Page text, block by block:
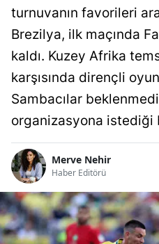
turnuvanın favorileri
Brezilya, ilk maçında
kaldı. Kuzey Afrika
karşısında dirençli
Sambacılar
organizasyona istediği
Merve Nehir
Haber Editörü